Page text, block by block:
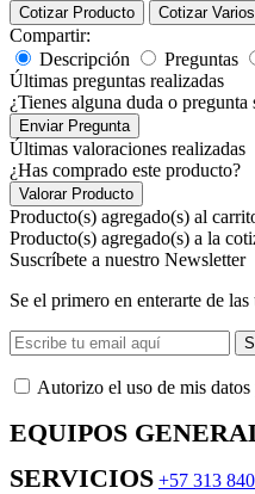
Cotizar Producto Cotizar
Compartir:
Descripción
Preguntas
Últimas preguntas realizadas
¿Tienes alguna duda o pregunta
Enviar Pregunta
Últimas valoraciones realizadas
¿Has comprado este producto?
Valorar Producto
Producto(s) agregado(s) al
Producto(s) agregado(s) a la
Suscríbete a nuestro Newsletter
Se el primero en enterarte de
Autorizo ​​el uso de mis datos
EQUIPOS
SERVICIOS +57 313